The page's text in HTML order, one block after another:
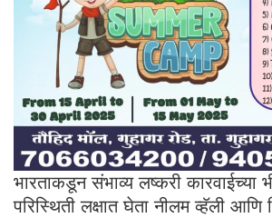
भारताकडून संभाव्य लष्करी कारवाईच्या
परिस्थिती लक्षात घेता नीलम व्हॅली आणि